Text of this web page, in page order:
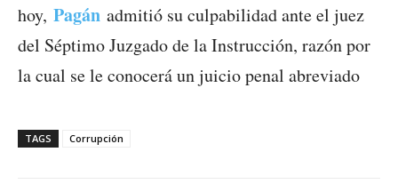
hoy, Pagán admitió su culpabilidad ante el juez
del Séptimo Juzgado de la Instrucción, razón por
la cual se le conocerá un juicio penal abreviado
TAGS Corrupción